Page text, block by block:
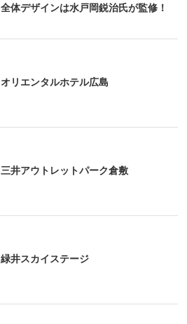
全体デザインは水戸岡鋭治氏が監修！
オリエンタルホテル広島
三井アウトレットパーク倉敷
緑井スカイステージ